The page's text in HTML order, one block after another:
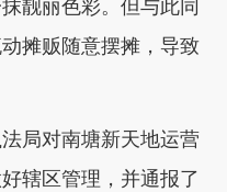
靓丽色彩。但与此同
摊贩随意摆摊，导致
局对南塘新天地运营
辖区管理，并通报了